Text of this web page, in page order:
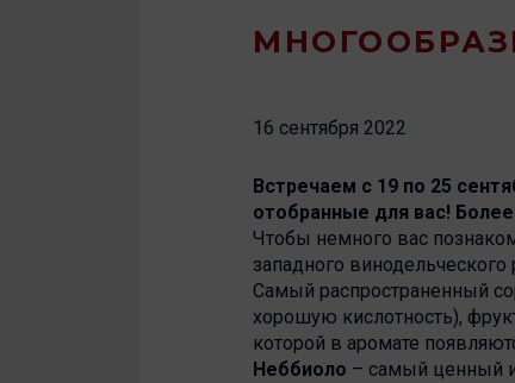
16 сентября 2022
Встречаем с 19 по 25
отобранные для вас!
Чтобы немного вас
западного винодельческого
Самый распространенный
хорошую кислотность),
которой в аромате
Неббиоло – самый ценный